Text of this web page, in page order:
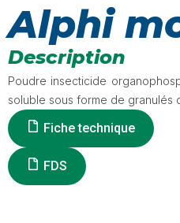
Alphi
Description
Poudre insecticide
soluble sous forme de granulés
Fiche technique
FDS